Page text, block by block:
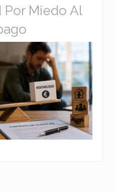
Por Miedo Al